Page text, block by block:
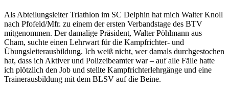
Als Abteilungsleiter Triathlon im SC Delphin hat mich Walter Knoll
nach Pfofeld/Mfr. zu einem der ersten Verbandstage des BTV
mitgenommen. Der damalige Präsident, Walter Pöhlmann aus
Cham, suchte einen Lehrwart für die Kampfrichter- und
Übungsleiterausbildung. Ich weiß nicht, wer damals durchgestochen
hat, dass ich Aktiver und Polizeibeamter war – auf alle Fälle hatte
ich plötzlich den Job und stellte Kampfrichterlehrgänge und eine
Trainerausbildung mit dem BLSV auf die Beine.